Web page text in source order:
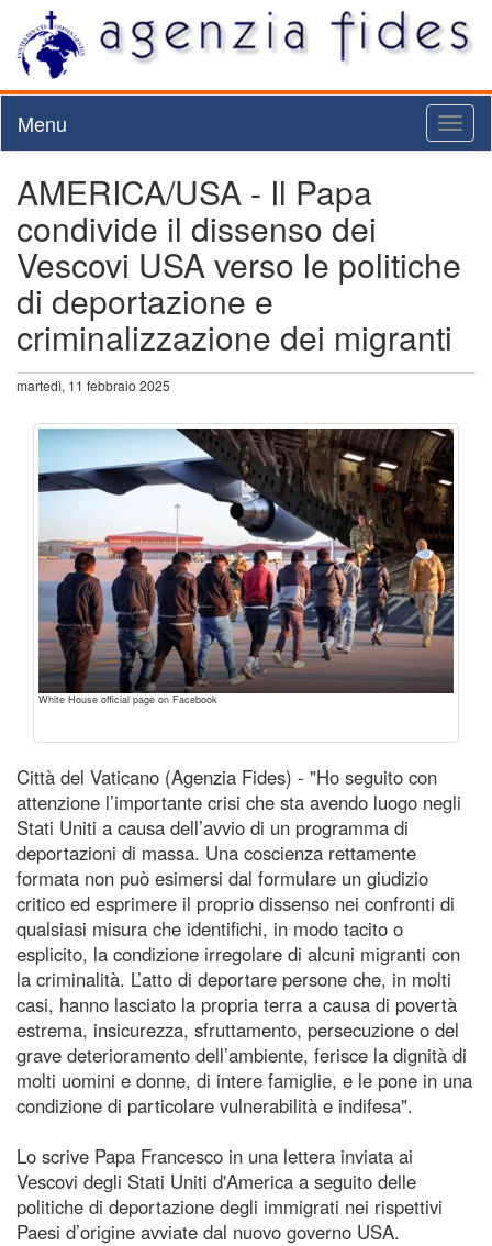
Menu
AMERICA/USA - Il Papa
condivide il dissenso dei
Vescovi USA verso le politiche
di deportazione e
criminalizzazione dei migranti
martedì, 11 febbraio 2025
White House official page on Facebook
Città del Vaticano (Agenzia Fides) - "Ho seguito con
attenzione l’importante crisi che sta avendo luogo negli
Stati Uniti a causa dell’avvio di un programma di
deportazioni di massa. Una coscienza rettamente
formata non può esimersi dal formulare un giudizio
critico ed esprimere il proprio dissenso nei confronti di
qualsiasi misura che identifichi, in modo tacito o
esplicito, la condizione irregolare di alcuni migranti con
la criminalità. L’atto di deportare persone che, in molti
casi, hanno lasciato la propria terra a causa di povertà
estrema, insicurezza, sfruttamento, persecuzione o del
grave deterioramento dell’ambiente, ferisce la dignità di
molti uomini e donne, di intere famiglie, e le pone in una
condizione di particolare vulnerabilità e indifesa".
Lo scrive Papa Francesco in una lettera inviata ai
Vescovi degli Stati Uniti d'America a seguito delle
politiche di deportazione degli immigrati nei rispettivi
Paesi d’origine avviate dal nuovo governo USA.